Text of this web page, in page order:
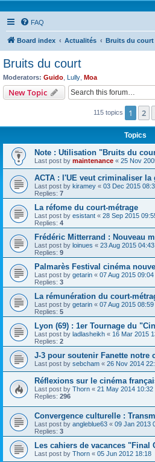
FAQ
Board index Actualités Bruits du court
Bruits du court
Moderators: Guido Lully Moa
New Topic
115 topics 1 2
Topics
Note : Utilisation "Bruits du
Last post by maintenance « 25 Nov
ACTA : l'UE veut criminaliser la
Last post by kiramey « 03 Dec 2015
Replies: 7
La réfome du court-métrage
Last post by esistant « 28 Sep 2015
Replies: 4
Frédéric Mitterrand : Nouveau
Last post by loinues « 23 Aug 2015 04:43
Replies: 9
Palmarès Festival cinéma
Last post by getarin « 07 Aug 2015 09:04
Replies: 3
La rémunération du court-
Last post by getarin « 07 Aug 2015 08:59
Replies: 5
Lyon (69) : 1er Tournage du
Last post by ladlasheikh « 16 Mar 2015
Replies: 2
J-3 pour soutenir Fanette notre
Last post by sebcham « 26 Nov 2014
Réflexions sur le cinéma
Last post by Thorn « 21 May 2014 10:32
Replies: 296
Convergence culturelle :
Last post by angleblue63 « 09 Jan 2013
Replies: 3
Les cahiers de vacances
Last post by Thorn « 05 Jun 2012 18:18